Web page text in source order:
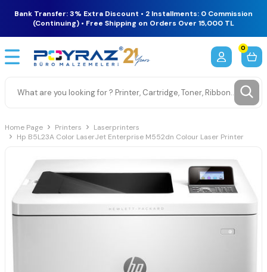
Bank Transfer: 3% Extra Discount • 2 Installments: 0 Commission
(Continuing) • Free Shipping on Orders Over 15,000 TL
0
Home Page Printers
Laserprinters
Hp B5L23A Color LaserJet Enterprise M552dn Colour Laser Printer